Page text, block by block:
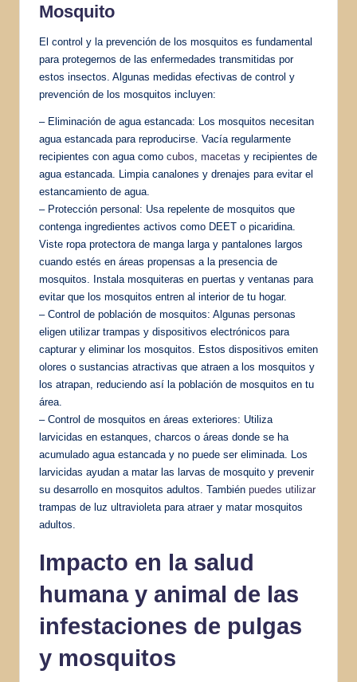
Mosquito
El control y la prevención de los mosquitos es fundamental
para protegernos de las enfermedades transmitidas por
estos insectos. Algunas medidas efectivas de control y
prevención de los mosquitos incluyen:
– Eliminación de agua estancada: Los mosquitos necesitan
agua estancada para reproducirse. Vacía regularmente
recipientes con agua como cubos macetas y recipientes de
agua estancada. Limpia canalones y drenajes para evitar el
estancamiento de agua.
– Protección personal: Usa repelente de mosquitos que
contenga ingredientes activos como DEET o picaridina.
Viste ropa protectora de manga larga y pantalones largos
cuando estés en áreas propensas a la presencia de
mosquitos. Instala mosquiteras en puertas y ventanas para
evitar que los mosquitos entren al interior de tu hogar.
– Control de población de mosquitos: Algunas personas
eligen utilizar trampas y dispositivos electrónicos para
capturar y eliminar los mosquitos. Estos dispositivos emiten
olores o sustancias atractivas que atraen a los mosquitos y
los atrapan, reduciendo así la población de mosquitos en tu
área.
– Control de mosquitos en áreas exteriores: Utiliza
larvicidas en estanques, charcos o áreas donde se ha
acumulado agua estancada y no puede ser eliminada. Los
larvicidas ayudan a matar las larvas de mosquito y prevenir
su desarrollo en mosquitos adultos. También puedes utilizar
trampas de luz ultravioleta para atraer y matar mosquitos
adultos.
Impacto en la salud
humana y animal de las
infestaciones de pulgas
y mosquitos